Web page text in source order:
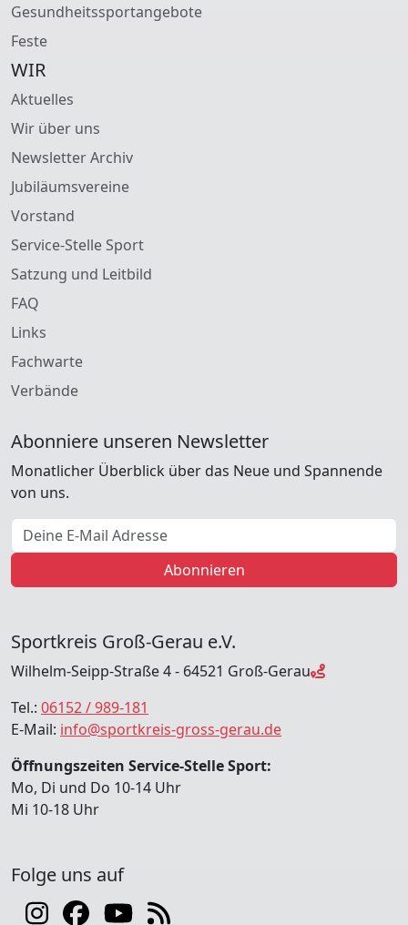
Gesundheitssportangebote
Feste
WIR
Aktuelles
Wir über uns
Newsletter Archiv
Jubiläumsvereine
Vorstand
Service-Stelle Sport
Satzung und Leitbild
FAQ
Links
Fachwarte
Verbände
Abonniere unseren Newsletter
Monatlicher Überblick über das Neue und Spannende
von uns.
E-Mail Adresse
Abonnieren
Sportkreis Groß-Gerau e.V.
Wilhelm-Seipp-Straße 4 - 64521 Groß-Gerau
Tel.: 06152 / 989-181
E-Mail: info@sportkreis-gross-gerau.de
Öffnungszeiten Service-Stelle Sport:
Mo, Di und Do 10-14 Uhr
Mi 10-18 Uhr
Folge uns auf